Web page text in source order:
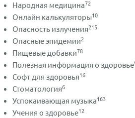
Народная медицина72
Онлайн калькуляторы10
Опасность излучения215
Опасные эпидемии2
Пищевые добавки78
Полезная информация о здоровье
Софт для здоровья16
Стоматология6
Успокаивающая музыка163
Учения о здоровье12